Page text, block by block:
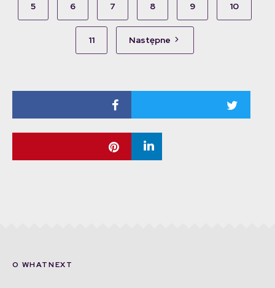
5 6 7 8 9 10
11 Następne
O WHATNEXT